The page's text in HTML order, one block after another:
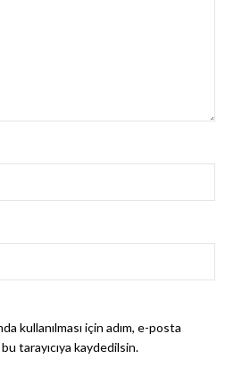
kullanılması için adım, e-posta
tarayıcıya kaydedilsin.